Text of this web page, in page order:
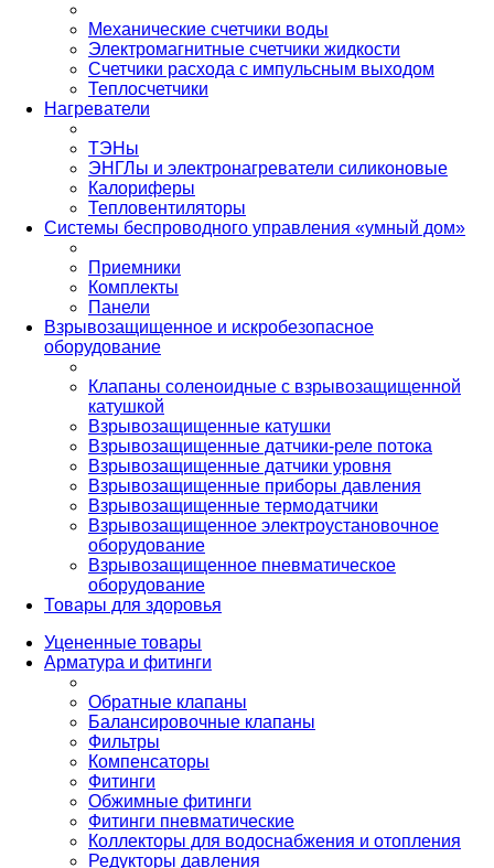
Механические счетчики воды
Электромагнитные счетчики жидкости
Счетчики расхода с импульсным выходом
Теплосчетчики
Нагреватели
ТЭНы
ЭНГЛы и электронагреватели силиконовые
Калориферы
Тепловентиляторы
Системы беспроводного управления «умный дом»
Приемники
Комплекты
Панели
Взрывозащищенное и искробезопасное
оборудование
Клапаны соленоидные с взрывозащищенной
катушкой
Взрывозащищенные катушки
Взрывозащищенные датчики-реле потока
Взрывозащищенные датчики уровня
Взрывозащищенные приборы давления
Взрывозащищенные термодатчики
Взрывозащищенное электроустановочное
оборудование
Взрывозащищенное пневматическое
оборудование
Товары для здоровья
Уцененные товары
Арматура и фитинги
Обратные клапаны
Балансировочные клапаны
Фильтры
Компенсаторы
Фитинги
Обжимные фитинги
Фитинги пневматические
Коллекторы для водоснабжения и отопления
Редукторы давления